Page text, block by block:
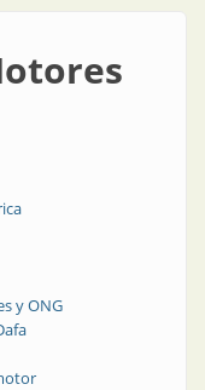
y ONG